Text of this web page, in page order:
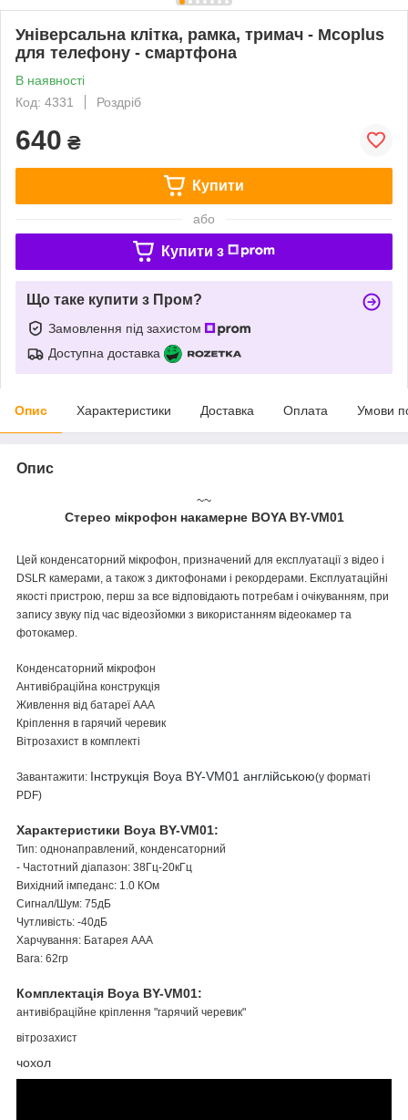
Універсальна клітка, рамка, тримач - Mcoplus
для телефону - смартфона
В наявності
Код: 4331
Роздріб
640 ₴
Купити
або
Купити з
Що таке купити з Пром?
Замовлення під захистом
Доступна доставка
Опис Характеристики Доставка Оплата Умови
Опис
~~
Стерео мікрофон накамерне BOYA BY-VM01
Цей конденсаторний мікрофон, призначений для експлуатації з відео і
DSLR камерами, а також з диктофонами і рекордерами. Експлуатаційні
якості пристрою, перш за все відповідають потребам і очікуванням, при
запису звуку під час відеозйомки з використанням відеокамер та
фотокамер.
Конденсаторний мікрофон
Антивібраційна конструкція
Живлення від батареї ААА
Кріплення в гарячий черевик
Вітрозахист в комплекті
Завантажити: Інструкція Boya BY-VM01 англійською(у форматі
PDF)
Характеристики Boya BY-VM01:
Тип: однонаправлений, конденсаторний
- Частотний діапазон: 38Гц-20кГц
Вихідний імпеданс: 1.0 КОм
Сигнал/Шум: 75дБ
Чутливість: -40дБ
Харчування: Батарея AAA
Вага: 62гр
Комплектація Boya BY-VM01:
антивібраційне кріплення "гарячий черевик"
вітрозахист
чохол